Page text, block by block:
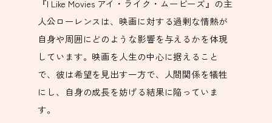
『I Like Movies アイ・ライク・ムービーズ』の主
人公ローレンスは、映画に対する過剰な情熱が
自身や周囲にどのような影響を与えるかを体現
しています。映画を人生の中心に据えること
で、彼は希望を見出す一方で、人間関係を犠牲
にし、自身の成長を妨げる結果に陥っていま
す。